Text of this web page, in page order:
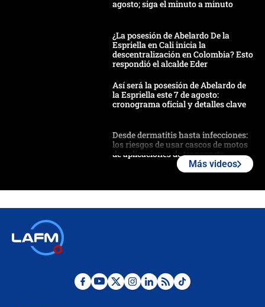
agosto; siga el minuto a minuto
¿La posesión de Abelardo De la
Espriella en Cali inicia la
descentralización en Colombia? Esto
respondió el alcalde Eder
Así será la posesión de Abelardo de
la Espriella este 7 de agosto:
cronograma oficial y detalles clave
Desde dermatitis hasta infecciones:
los riesgos de usar cascos de motos
de aplicaciones de transporte
Posesión de Abelardo De La Espriella
Más videos